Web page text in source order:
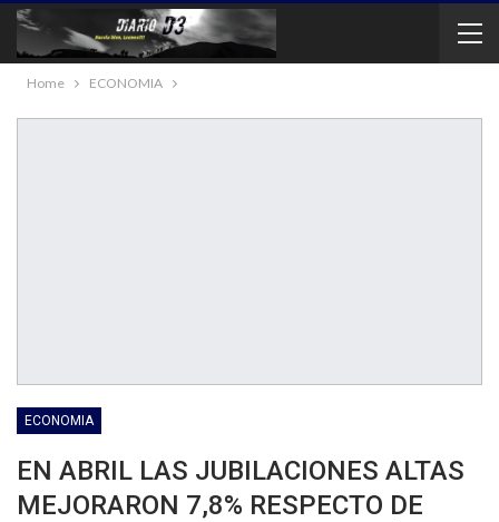
Home ECONOMIA
ECONOMIA
EN ABRIL LAS JUBILACIONES ALTAS
MEJORARON 7,8% RESPECTO DE